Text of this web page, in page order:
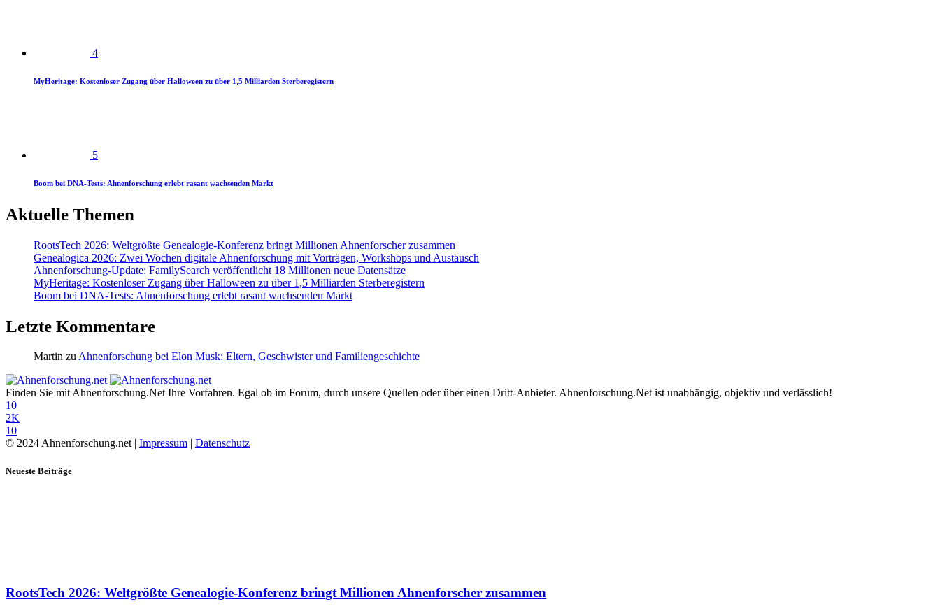
4
MyHeritage: Kostenloser Zugang über Halloween zu über 1,5 Milliarden Sterberegistern
5
Boom bei DNA-Tests: Ahnenforschung erlebt rasant wachsenden Markt
Aktuelle Themen
RootsTech 2026: Weltgrößte Genealogie-Konferenz bringt Millionen Ahnenforscher zusammen
Genealogica 2026: Zwei Wochen digitale Ahnenforschung mit Vorträgen, Workshops und Austausch
Ahnenforschung-Update: FamilySearch veröffentlicht 18 Millionen neue Datensätze
MyHeritage: Kostenloser Zugang über Halloween zu über 1,5 Milliarden Sterberegistern
Boom bei DNA-Tests: Ahnenforschung erlebt rasant wachsenden Markt
Letzte Kommentare
Martin zuAhnenforschung bei Elon Musk: Eltern, Geschwister und Familiengeschichte
Finden Sie mit Ahnenforschung.Net Ihre Vorfahren. Egal ob im Forum, durch unsere Quellen oder über einen Dritt-Anbieter. Ahnenforschung.Net ist unabhängig, objektiv und verlässlich!
10
2K
10
© 2024 Ahnenforschung.net | Impressum Datenschutz
Neueste Beiträge
RootsTech 2026: Weltgrößte Genealogie-Konferenz bringt Millionen Ahnenforscher zusammen